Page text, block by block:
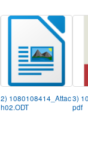
2) 1080108414_Attac
h02.ODT
3)
pdf